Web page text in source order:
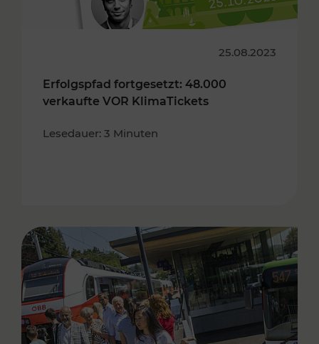
25.08.2023
Erfolgspfad fortgesetzt: 48.000
verkaufte VOR KlimaTickets
Lesedauer: 3 Minuten